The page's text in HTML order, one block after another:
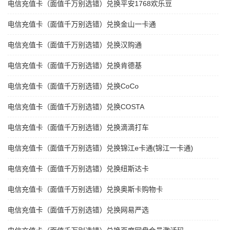
电信充值卡（面值千万别选错）兑换平安1768欢乐豆
电信充值卡（面值千万别选错）兑换金山一卡通
电信充值卡（面值千万别选错）兑换汉购通
电信充值卡（面值千万别选错）兑换肯德基
电信充值卡（面值千万别选错）兑换CoCo
电信充值卡（面值千万别选错）兑换COSTA
电信充值卡（面值千万别选错）兑换滴滴打车
电信充值卡（面值千万别选错）兑换锦江e卡通(锦江一卡通)
电信充值卡（面值千万别选错）兑换纽斯达卡
电信充值卡（面值千万别选错）兑换奥斯卡购物卡
电信充值卡（面值千万别选错）兑换网易严选